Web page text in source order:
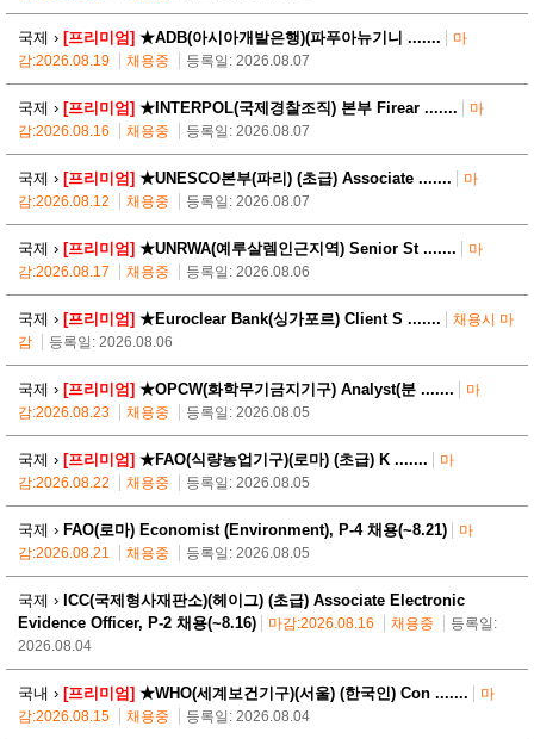
국제 › [프리미엄] ★ADB(아시아개발은행)(파푸아뉴기니 .......
마
감:2026.08.19
채용중 등록일: 2026.08.07
국제 › [프리미엄] ★INTERPOL(국제경찰조직) 본부 Firear .......
마
감:2026.08.16
채용중 등록일: 2026.08.07
국제 › [프리미엄] ★UNESCO본부(파리) (초급) Associate .......
마
감:2026.08.12
채용중 등록일: 2026.08.07
국제 › [프리미엄] ★UNRWA(예루살렘인근지역) Senior St .......
마
감:2026.08.17
채용중 등록일: 2026.08.06
국제 › [프리미엄] ★Euroclear Bank(싱가포르) Client S .......
채용시 마
감
등록일: 2026.08.06
국제 › [프리미엄] ★OPCW(화학무기금지기구) Analyst(분 .......
마
감:2026.08.23
채용중 등록일: 2026.08.05
국제 › [프리미엄] ★FAO(식량농업기구)(로마) (초급) K .......
마
감:2026.08.22
채용중 등록일: 2026.08.05
국제 › FAO(로마) Economist (Environment), P-4 채용(~8.21)
마
감:2026.08.21
채용중 등록일: 2026.08.05
국제 › ICC(국제형사재판소)(헤이그) (초급) Associate Electronic
Evidence Officer, P-2 채용(~8.16)
마감:2026.08.16 채용중
등록일:
2026.08.04
국내 › [프리미엄] ★WHO(세계보건기구)(서울) (한국인) Con .......
마
감:2026.08.15
채용중 등록일: 2026.08.04